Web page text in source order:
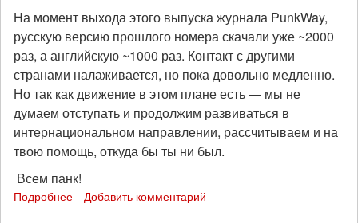
На момент выхода этого выпуска журнала PunkWay,
русскую версию прошлого номера скачали уже ~2000
раз, а английскую ~1000 раз. Контакт с другими
странами налаживается, но пока довольно медленно.
Но так как движение в этом плане есть — мы не
думаем отступать и продолжим развиваться в
интернациональном направлении, рассчитываем и на
твою помощь, откуда бы ты ни был.
Всем панк!
Подробнее Добавить комментарий